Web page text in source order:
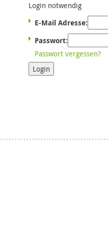
Login notwendig
E-Mail Adresse:
Passwort:
Passwort vergessen?
Login